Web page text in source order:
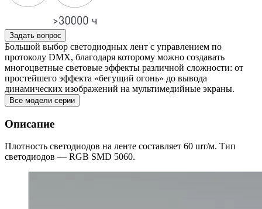
Задать вопрос
Большой выбор светодиодных лент с управлением по
протоколу DMX, благодаря которому можно создавать
многоцветные световые эффекты различной сложности: от
простейшего эффекта «бегущий огонь» до вывода
динамических изображений на мультимедийные экраны.
Все модели серии
Описание
Плотность светодиодов на ленте составляет 60 шт/м. Тип
светодиодов — RGB SMD 5060.